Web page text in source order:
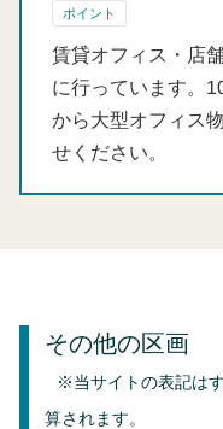
ポイント
賃貸オフィス・店
に行っています。
から大型オフィス
せください。
その他の区画
※当サイトの表記は
算されます。